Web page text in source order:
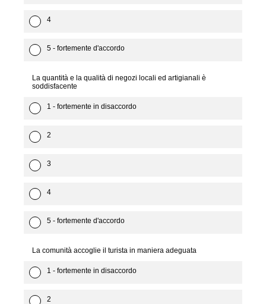
4
5 - fortemente d'accordo
La quantità e la qualità di negozi locali ed artigianali è
soddisfacente
1 - fortemente in disaccordo
2
3
4
5 - fortemente d'accordo
La comunità accoglie il turista in maniera adeguata
1 - fortemente in disaccordo
2